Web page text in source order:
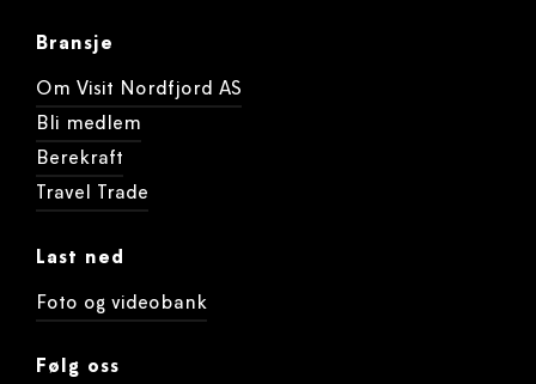
Bransje
Om Visit Nordfjord AS
Bli medlem
Berekraft
Travel Trade
Last ned
Foto og videobank
Følg oss